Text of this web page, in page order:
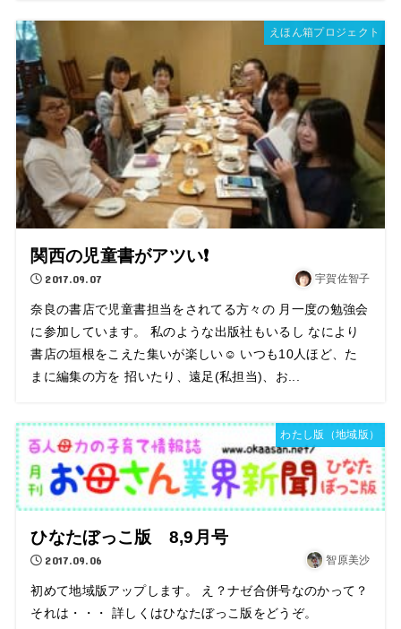
えほん箱プロジェクト
関西の児童書がアツい❗
2017.09.07 宇賀佐智子
奈良の書店で児童書担当をされてる方々の 月一度の勉強会
に参加しています。 私のような出版社もいるし なにより
書店の垣根をこえた集いが楽しい☺ いつも10人ほど、た
まに編集の方を 招いたり、遠足(私担当)、お...
わたし版（地域版）
ひなたぼっこ版 8,9月号
2017.09.06 智原美沙
初めて地域版アップします。 え？ナゼ合併号なのかって？
それは・・・ 詳しくはひなたぼっこ版をどうぞ。